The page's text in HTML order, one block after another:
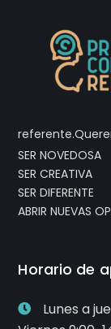
SER NOVEDOSA
SER CREATIVA
SER DIFERENTE
ABRIR NUEVAS
Horario de
Lunes a